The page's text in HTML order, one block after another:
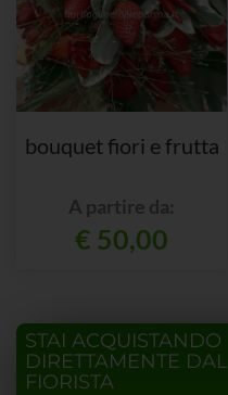
bouquet fiori e frutta
A partire da:
€ 50,00
STAI ACQUISTANDO
DIRETTAMENTE DAL
FIORISTA